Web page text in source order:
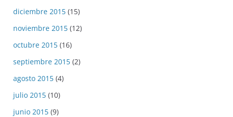
diciembre 2015 (15)
noviembre 2015 (12)
octubre 2015 (16)
septiembre 2015 (2)
agosto 2015 (4)
julio 2015 (10)
junio 2015 (9)